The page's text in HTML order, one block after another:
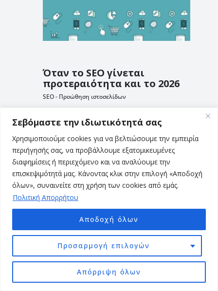
Σεβόμαστε την ιδιωτικότητά σας
Χρησιμοποιούμε cookies για να βελτιώσουμε την εμπειρία
περιήγησής σας, να προβάλλουμε εξατομικευμένες
διαφημίσεις ή περιεχόμενο και να αναλύουμε την
επισκεψιμότητά μας. Κάνοντας κλικ στην επιλογή «Αποδοχή
όλων», συναινείτε στη χρήση των cookies από εμάς.
Πολιτική Απορρήτου
Προσαρμογή επιλογών
Απόρριψη όλων
Αποδοχή όλων
Όταν το SEO γίνεται
προτεραιότητα και το 2026
SEO - Προώθηση ιστοσελίδων
Τι είναι το RSS και πώς να το
συνδέσετε στην ιστοσελίδα
σας – 3 χρήσιμα Tips
SEO - Προώθηση ιστοσελίδων